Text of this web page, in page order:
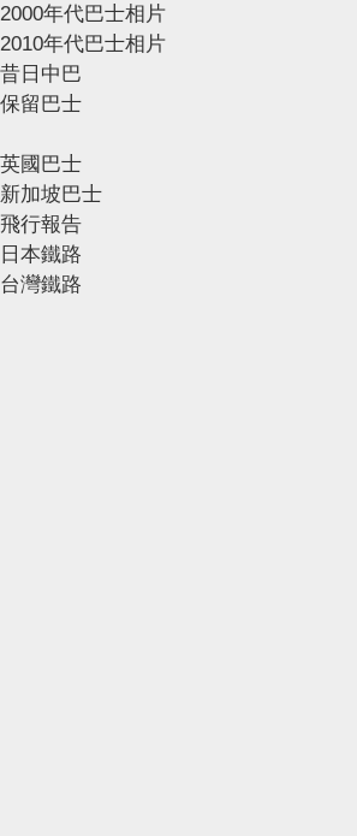
2000年代巴士相片
2010年代巴士相片
昔日中巴
保留巴士
英國巴士
新加坡巴士
飛行報告
日本鐵路
台灣鐵路